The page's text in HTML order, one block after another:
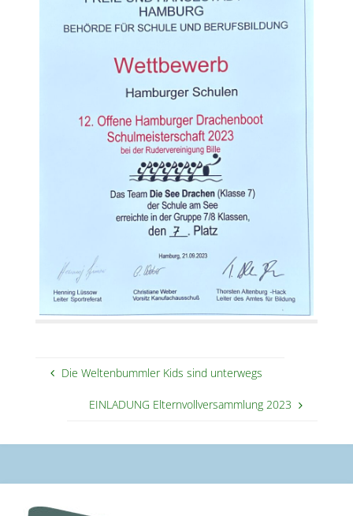
Die Weltenbummler Kids sind unterwegs
EINLADUNG Elternvollversammlung 2023